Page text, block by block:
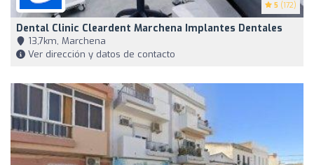
5 (172)
Dental Clinic Cleardent Marchena Implantes Dentales
13,7km, Marchena
Ver dirección y datos de contacto